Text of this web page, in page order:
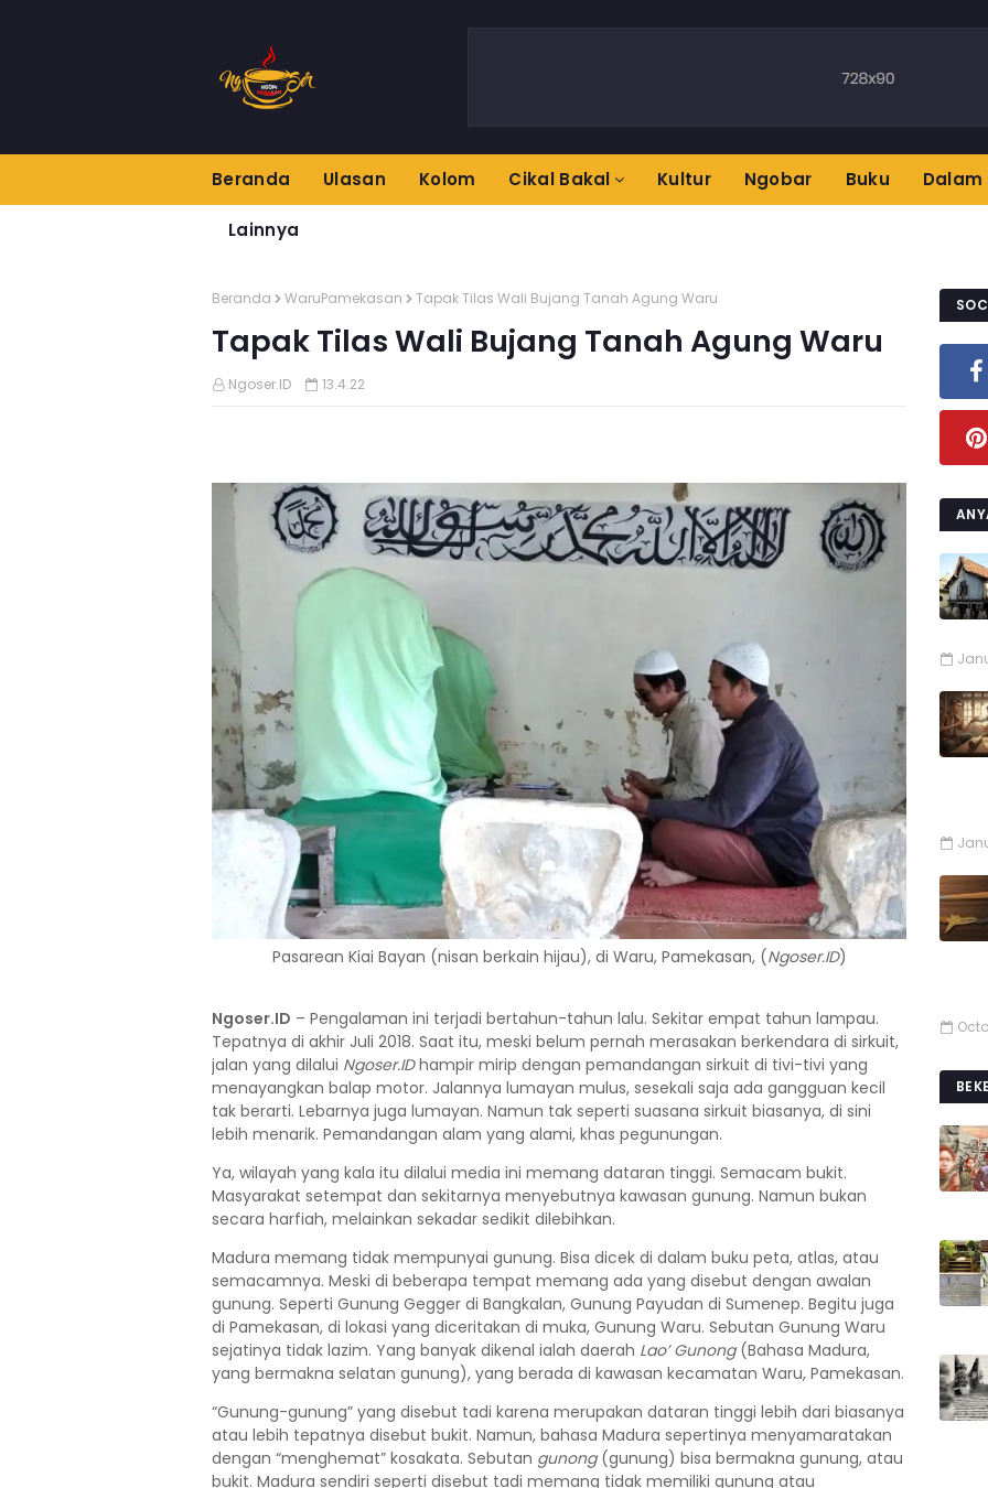
Beranda Ulasan Kolom Cikal Bakal Kultur Ngobar Buku Dalam
Lainnya
Beranda WaruPamekasan Tapak Tilas Wali Bujang Tanah Agung Waru
Tapak Tilas Wali Bujang Tanah Agung Waru
Ngoser.ID 13.4.22
Pasarean Kiai Bayan (nisan berkain hijau), di Waru, Pamekasan, (Ngoser.ID)
Ngoser.ID – Pengalaman ini terjadi bertahun-tahun lalu. Sekitar empat tahun lampau.
Tepatnya di akhir Juli 2018. Saat itu, meski belum pernah merasakan berkendara di sirkuit,
jalan yang dilalui Ngoser.IDhampir mirip dengan pemandangan sirkuit di tivi-tivi yang
menayangkan balap motor. Jalannya lumayan mulus, sesekali saja ada gangguan kecil
tak berarti. Lebarnya juga lumayan. Namun tak seperti suasana sirkuit biasanya, di sini
lebih menarik. Pemandangan alam yang alami, khas pegunungan.
Ya, wilayah yang kala itu dilalui media ini memang dataran tinggi. Semacam bukit.
Masyarakat setempat dan sekitarnya menyebutnya kawasan gunung. Namun bukan
secara harfiah, melainkan sekadar sedikit dilebihkan.
Madura memang tidak mempunyai gunung. Bisa dicek di dalam buku peta, atlas, atau
semacamnya. Meski di beberapa tempat memang ada yang disebut dengan awalan
gunung. Seperti Gunung Gegger di Bangkalan, Gunung Payudan di Sumenep. Begitu juga
di Pamekasan, di lokasi yang diceritakan di muka, Gunung Waru. Sebutan Gunung Waru
sejatinya tidak lazim. Yang banyak dikenal ialah daerah Lao’ Gunong(Bahasa Madura,
yang bermakna selatan gunung), yang berada di kawasan kecamatan Waru, Pamekasan.
“Gunung-gunung” yang disebut tadi karena merupakan dataran tinggi lebih dari biasanya
atau lebih tepatnya disebut bukit. Namun, bahasa Madura sepertinya menyamaratakan
dengan “menghemat” kosakata. Sebutan gunong(gunung) bisa bermakna gunung, atau
bukit. Madura sendiri seperti disebut tadi memang tidak memiliki gunung atau